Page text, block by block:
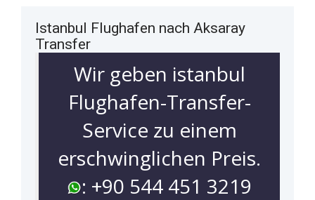
Istanbul Flughafen nach Aksaray
Transfer
Wir geben istanbul
Flughafen-Transfer-
Service zu einem
erschwinglichen Preis.
: +90 544 451 3219